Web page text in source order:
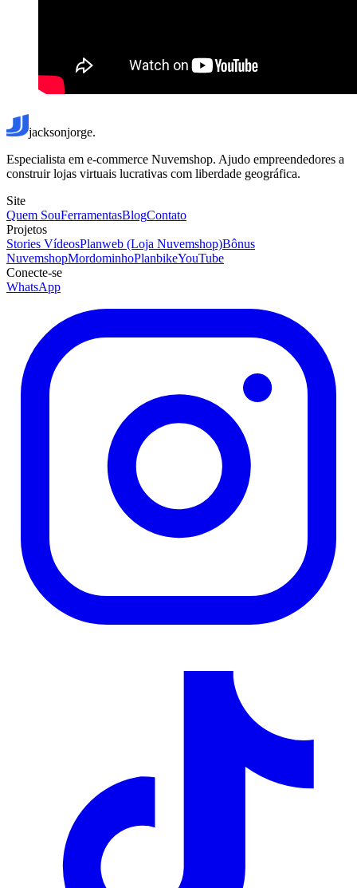
jacksonjorge.
Especialista em e-commerce Nuvemshop. Ajudo empreendedores a
construir lojas virtuais lucrativas com liberdade geográfica.
Site
Quem SouFerramentasBlogContato
Projetos
Stories VídeosPlanweb (Loja Nuvemshop)Bônus
NuvemshopMordominhoPlanbikeYouTube
Conecte-se
WhatsApp